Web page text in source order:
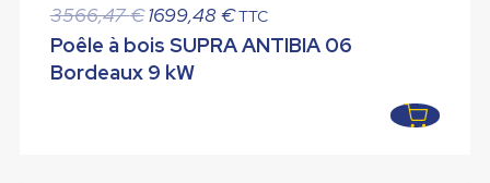
3566,47€ Le
prix
initial
1699,48 €Le
prix
TTC
Poêle à bois SUPRA ANTIBIA 06
Bordeaux 9 kW